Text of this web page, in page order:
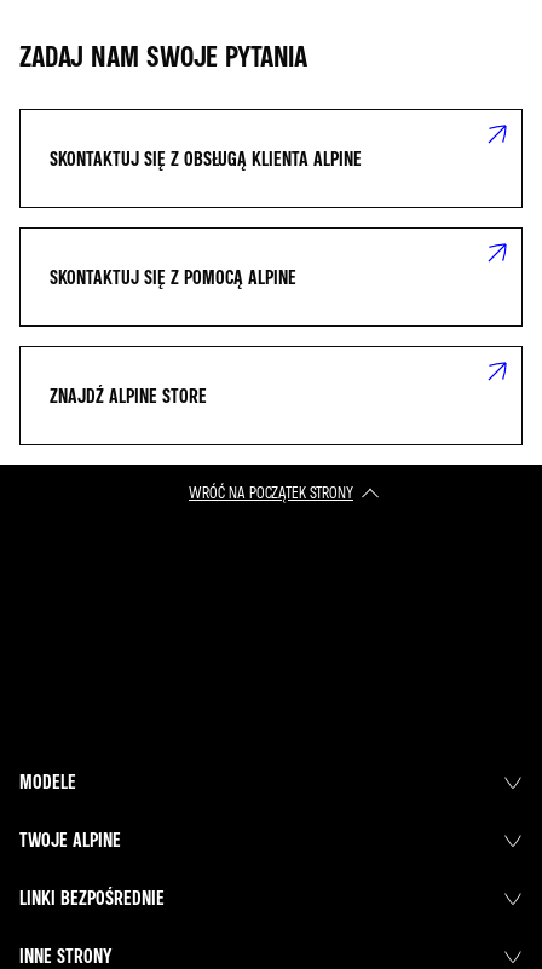
ZADAJ NAM SWOJE PYTANIA
SKONTAKTUJ SIĘ Z OBSŁUGĄ KLIENTA ALPINE
SKONTAKTUJ SIĘ Z POMOCĄ ALPINE
ZNAJDŹ ALPINE STORE
WRÓĆ NA POCZĄTEK STRONY
MODELE
TWOJE ALPINE
LINKI BEZPOŚREDNIE
INNE STRONY